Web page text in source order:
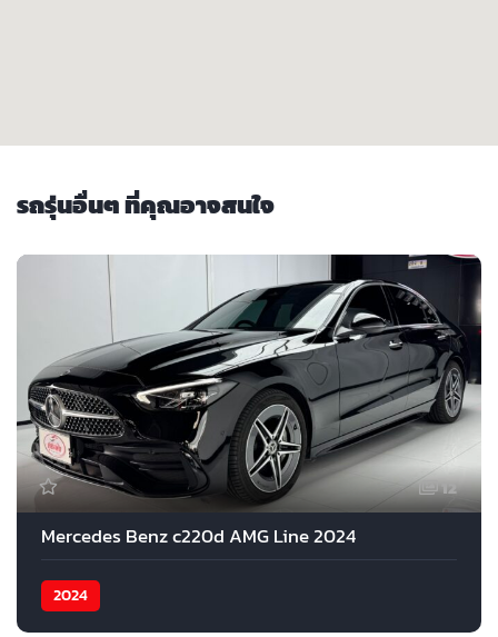
รถรุ่นอื่นๆ ที่คุณอาจสนใจ
12
Mercedes Benz c220d AMG Line 2024
2024